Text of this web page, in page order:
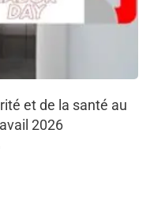
et de la santé au
2026